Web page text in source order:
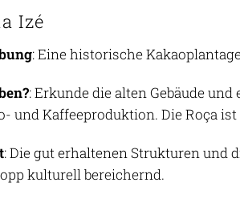
Izé
: Eine historische
: Erkunde die alten Gebäude
und Kaffeeproduktion. Die Roça
: Die gut erhaltenen Strukturen und
kulturell bereichernd.